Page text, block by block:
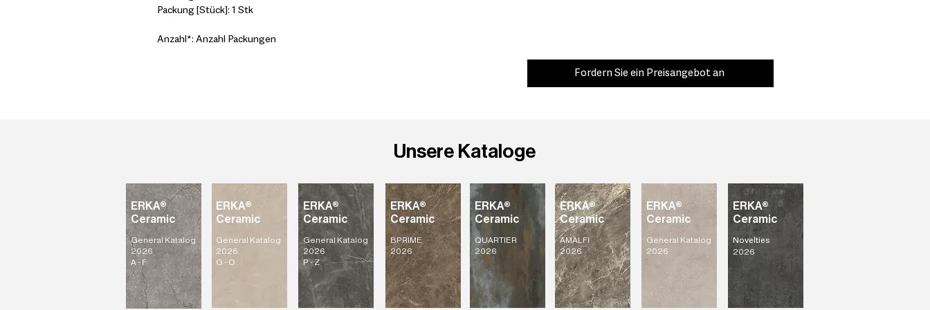
Packung [Stück]: 1 Stk
Anzahl*: Anzahl Packungen
Fordern Sie ein Preisangebot an
Unsere Kataloge
ERKA®
Ceramic
General Katalog
2026
G - O
ERKA®
Ceramic
General Katalog
2026
A - F
ERKA®
Ceramic
General Katalog
2026
P - Z
ERKA®
Ceramic
AMALFI
2026
ERKA®
Ceramic
QUARTIER
2026
ERKA®
Ceramic
BPRIME
2026
ERKA®
Ceramic
General Katalog
2026
ERKA®
Ceramic
Novelties
2026